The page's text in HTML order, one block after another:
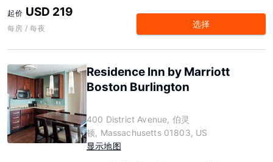
起价 USD 219
每房 / 每夜 选择
Residence Inn by Marriott
Boston Burlington
400 District Avenue, 伯灵
顿, Massachusetts 01803, US
显示地图